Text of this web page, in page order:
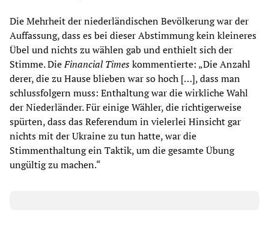
Die Mehrheit der niederländischen Bevölkerung war der
Auffassung, dass es bei dieser Abstimmung kein kleineres
Übel und nichts zu wählen gab und enthielt sich der
Stimme. DieFinancial Timeskommentierte: „Die Anzahl
derer, die zu Hause blieben war so hoch […], dass man
schlussfolgern muss: Enthaltung war die wirkliche Wahl
der Niederländer. Für einige Wähler, die richtigerweise
spürten, dass das Referendum in vielerlei Hinsicht gar
nichts mit der Ukraine zu tun hatte, war die
Stimmenthaltung ein Taktik, um die gesamte Übung
ungültig zu machen.“